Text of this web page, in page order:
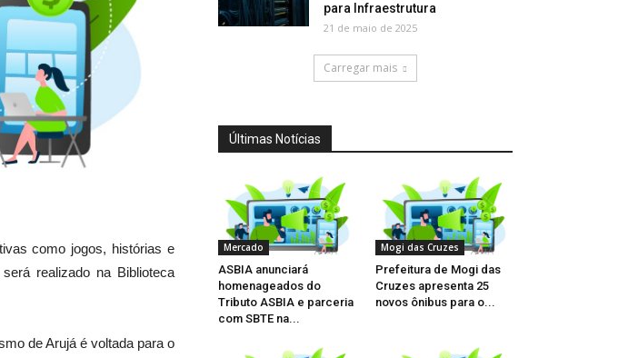
como jogos, histórias e
realizado na Biblioteca
de Arujá é voltada para o
para Infraestrutura
21 de maio de 2025
Carregar mais
Últimas Notícias
Mercado
ASBIA anunciará
homenageados do
Tributo ASBIA e parceria
com SBTE na...
Mogi das Cruzes
Prefeitura de Mogi das
Cruzes apresenta 25
novos ônibus para o...